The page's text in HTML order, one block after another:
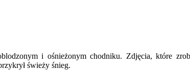
i ośnieżonym chodniku. Zdjęcia, które
świeży śnieg.